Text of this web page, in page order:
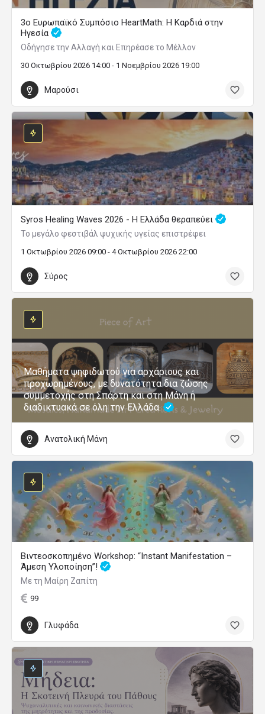
3ο Ευρωπαϊκό Συμπόσιο HeartMath: Η Καρδιά στην
Ηγεσία
Οδήγησε την Αλλαγή και Επηρέασε το Μέλλον
30 Οκτωβρίου 2026 14:00 - 1 Νοεμβρίου 2026 19:00
Μαρούσι
Syros Healing Waves 2026 - Η Ελλάδα θεραπεύει
Το μεγάλο φεστιβάλ ψυχικής υγείας επιστρέφει
1 Οκτωβρίου 2026 09:00 - 4 Οκτωβρίου 2026 22:00
Σύρος
Μαθήματα ψηφιδωτού για αρχάριους και
προχωρημένους, με δυνατότητα δια ζώσης
συμμετοχής στη Σπάρτη και στη Μάνη ή
διαδικτυακά σε όλη την Ελλάδα.
Ανατολική Μάνη
Βιντεοσκοπημένο Workshop: “Instant Manifestation –
Άμεση Υλοποίηση”!
Με τη Μαίρη Ζαπίτη
99
Γλυφάδα